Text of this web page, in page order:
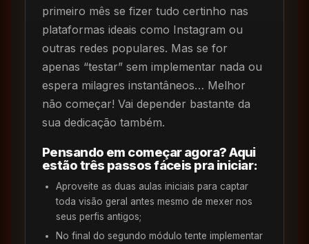
primeiro mês se fizer tudo certinho nas
plataformas ideais como Instagram ou
outras redes populares. Mas se for
apenas “testar” sem implementar nada ou
espera milagres instantâneos… Melhor
não começar! Vai depender bastante da
sua dedicação também.
Pensando em começar agora? Aqui
estão três passos fáceis pra iniciar:
Aproveite as duas aulas iniciais para captar
toda visão geral antes mesmo de mexer nos
seus perfis antigos;
No final do segundo módulo tente implementar